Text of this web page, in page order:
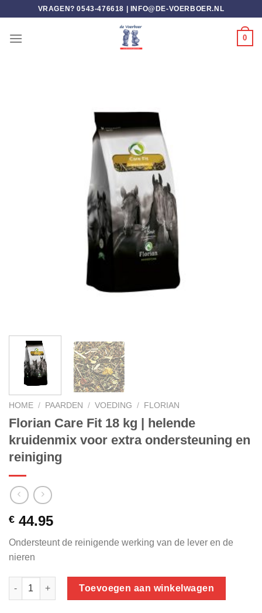
inhoud
VRAGEN? 0543-476618 | INFO@DE-VOERBOER.NL
0
HOME / PAARDEN / VOEDING / FLORIAN
Florian Care Fit 18 kg | helende
kruidenmix voor extra ondersteuning en
reiniging
€ 44.95
Ondersteunt de reinigende werking van de lever en de
nieren
Florian Care Fit 18 kg | helende kruidenmix voor extra
Toevoegen aan winkelwagen